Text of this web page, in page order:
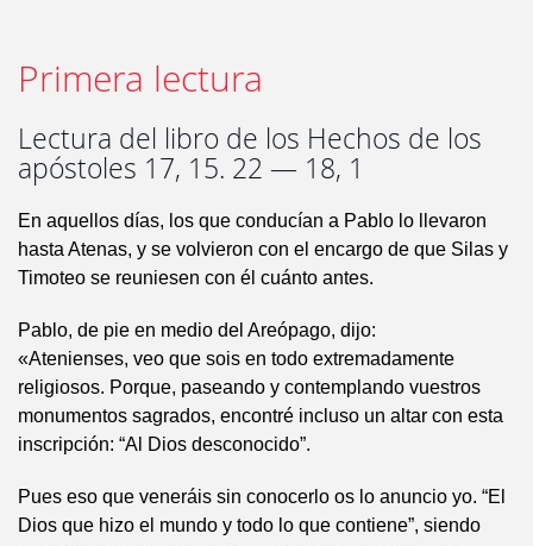
Primera lectura
Lectura del libro de los Hechos de los
apóstoles 17, 15. 22 — 18, 1
En aquellos días, los que conducían a Pablo lo llevaron
hasta Atenas, y se volvieron con el encargo de que Silas y
Timoteo se reuniesen con él cuánto antes.
Pablo, de pie en medio del Areópago, dijo:
«Atenienses, veo que sois en todo extremadamente
religiosos. Porque, paseando y contemplando vuestros
monumentos sagrados, encontré incluso un altar con esta
inscripción: “Al Dios desconocido”.
Pues eso que veneráis sin conocerlo os lo anuncio yo. “El
Dios que hizo el mundo y todo lo que contiene”, siendo